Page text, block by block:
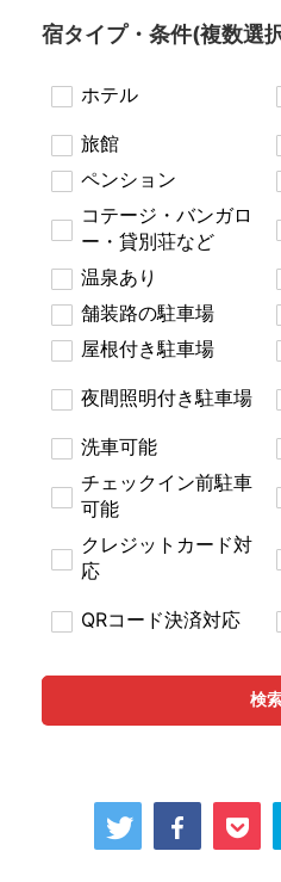
宿タイプ・条件(複数選
ホテル
旅館
ペンション
コテージ・バンガロ
ー・貸別荘など
温泉あり
舗装路の駐車場
屋根付き駐車場
夜間照明付き駐車場
洗車可能
チェックイン前駐車
可能
クレジットカード対
応
QRコード決済対応
検